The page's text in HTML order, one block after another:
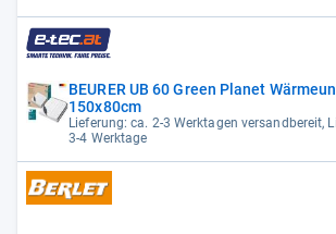
BEURER UB 60 Green Planet
150x80cm
Lieferung: ca. 2-3 Werktagen versandbereit,
3-4 Werktage